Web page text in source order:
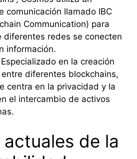
comunicación llamado IBC
Communication) para
diferentes redes se conecten
información.
Especializado en la creación
diferentes blockchains,
centra en la privacidad y la
el intercambio de activos
de la